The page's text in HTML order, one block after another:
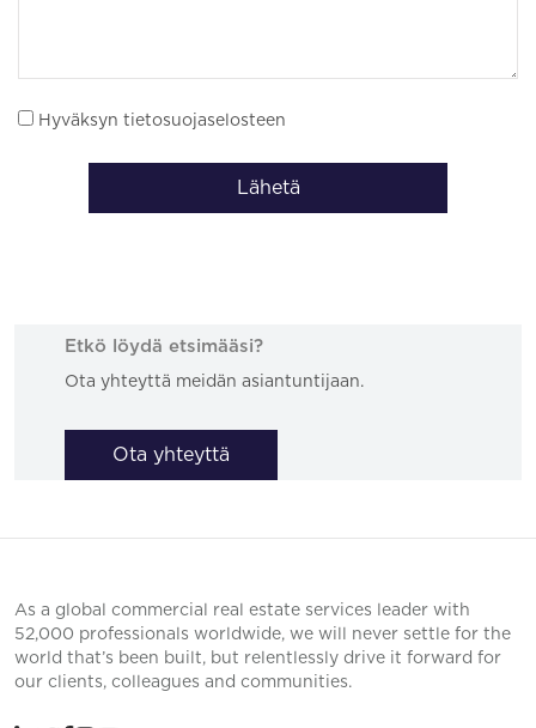
Hyväksyn tietosuojaselosteen
Lähetä
Etkö löydä etsimääsi?
Ota yhteyttä meidän asiantuntijaan.
Ota yhteyttä
As a global commercial real estate services leader with
52,000 professionals worldwide, we will never settle for the
world that’s been built, but relentlessly drive it forward for
our clients, colleagues and communities.